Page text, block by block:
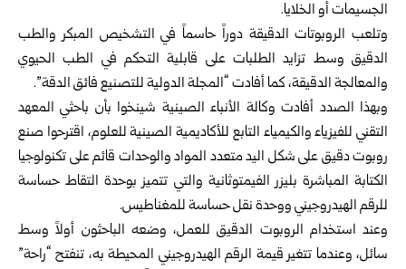
الجسيمات أو الخلايا.
وتلعب الروبوتات الدقيقة دوراً حاسماً في التشخيص المبكر والطب
الدقيق وسط تزايد الطلبات على قابلية التحكم في الطب الحيوي
والمعالجة الدقيقة، كما أفادت “المجلة الدولية للتصنيع فائق الدقة”.
وبهذا الصدد أفادت وكالة الأنباء الصينية شينخوا بأن باحثي المعهد
التقني للفيزياء والكيمياء التابع للأكاديمية الصينية للعلوم، اقترحوا صنع
روبوت دقيق على شكل اليد متعدد المواد والوحدات قائم على تكنولوجيا
الكتابة المباشرة بليزر الفيمتوثانية والتي تتميز بوحدة التقاط حساسة
للرقم الهيدروجيني ووحدة نقل حساسة للمغناطيس.
وعند استخدام الروبوت الدقيق للعمل، وضعه الباحثون أولاً وسط
سائل، وعندما تتغير قيمة الرقم الهيدروجيني المحيطة به، تنفتح “راحة”